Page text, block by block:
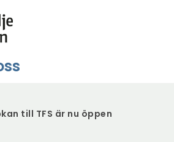
till TFS är nu öppen